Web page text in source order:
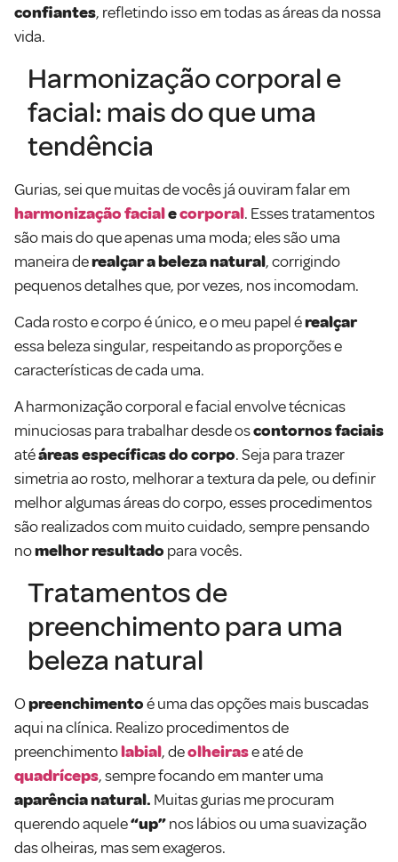
confiantes, refletindo isso em todas as áreas da nossa
vida.
Harmonização corporal e
facial: mais do que uma
tendência
Gurias, sei que muitas de vocês já ouviram falar em
harmonização facialecorporal. Esses tratamentos
são mais do que apenas uma moda; eles são uma
maneira derealçar a beleza natural, corrigindo
pequenos detalhes que, por vezes, nos incomodam.
Cada rosto e corpo é único, e o meu papel érealçar
essa beleza singular, respeitando as proporções e
características de cada uma.
A harmonização corporal e facial envolve técnicas
minuciosas para trabalhar desde oscontornos faciais
atéáreas específicas do corpo. Seja para trazer
simetria ao rosto, melhorar a textura da pele, ou definir
melhor algumas áreas do corpo, esses procedimentos
são realizados com muito cuidado, sempre pensando
nomelhor resultado para vocês.
Tratamentos de
preenchimento para uma
beleza natural
Opreenchimentoé uma das opções mais buscadas
aqui na clínica. Realizo procedimentos de
preenchimentolabial, deolheirase até de
quadríceps, sempre focando em manter uma
aparência natural. Muitas gurias me procuram
querendo aquele“up”nos lábios ou uma suavização
das olheiras, mas sem exageros.